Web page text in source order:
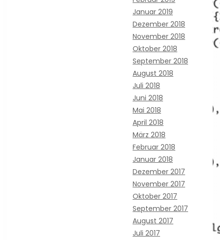
Januar 2019
Dezember 2018
November 2018
Oktober 2018
September 2018
August 2018
Juli 2018
Juni 2018
Mai 2018
April 2018
März 2018
Februar 2018
Januar 2018
Dezember 2017
November 2017
Oktober 2017
September 2017
August 2017
Juli 2017